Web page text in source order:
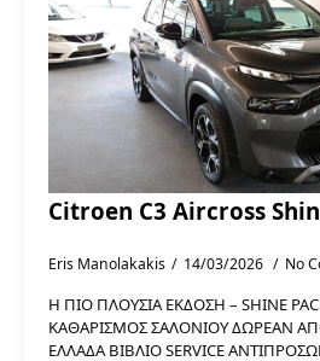
Citroen C3 Aircross
Eris Manolakakis 14/03/2026 No
Η ΠΙΟ ΠΛΟΥΣΙΑ ΕΚΔΟΣΗ – SHINE
ΚΑΘΑΡΙΣΜΟΣ ΣΑΛΟΝΙΟΥ ΔΩΡΕΑΝ
ΕΛΛΑΔΑ ΒΙΒΛΙΟ SERVICE